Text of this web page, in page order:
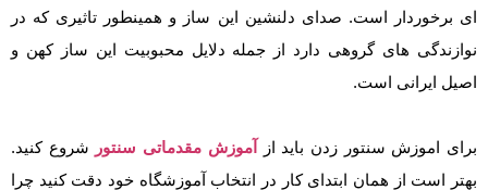
ای برخوردار است. صدای دلنشین این ساز و همینطور تاثیری که در
نوازندگی های گروهی دارد از جمله دلایل محبوبیت این ساز کهن و
اصیل ایرانی است.
برای اموزش سنتور زدن باید از آموزش مقدماتی سنتور شروع کنید.
بهتر است از همان ابتدای کار در انتخاب آموزشگاه خود دقت کنید چرا